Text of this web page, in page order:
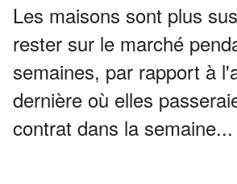
Les maisons sont plus
rester sur le marché
semaines, par rapport à
dernière où elles
contrat dans la semaine...